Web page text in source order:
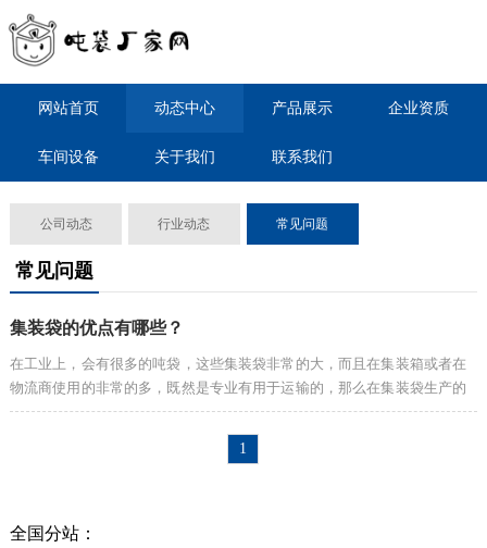
网站首页 动态中心 产品展示 企业资质
车间设备 关于我们 联系我们
公司动态 行业动态 常见问题
常见问题
集装袋的优点有哪些？
在工业上，会有很多的吨袋，这些集装袋非常的大，而且在集装箱或者在
物流商使用的非常的多，既然是专业有用于运输的，那么在集装袋生产的
时候，对于工艺的要求还是非常多的。一般情况下，集装袋有很多的优
1
全国分站：